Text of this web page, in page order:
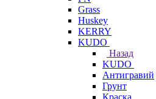
Grass
Huskey
KERRY
KUDO
Назад
KUDO
Антигравий
Грунт
Краска